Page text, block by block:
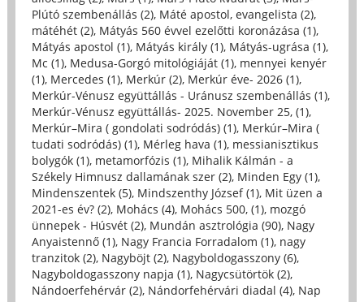
Plútó szembenállás (2), Máté apostol, evangelista (2),
mátéhét (2), Mátyás 560 évvel ezelőtti koronázása (1),
Mátyás apostol (1), Mátyás király (1), Mátyás-ugrása (1),
Mc (1), Medusa-Gorgó mitológiáját (1), mennyei kenyér
(1), Mercedes (1), Merkúr (2), Merkúr éve- 2026 (1),
Merkúr-Vénusz együttállás - Uránusz szembenállás (1),
Merkúr-Vénusz együttállás- 2025. November 25, (1),
Merkúr–Mira ( gondolati sodródás) (1), Merkúr–Mira (
tudati sodródás) (1), Mérleg hava (1), messianisztikus
bolygók (1), metamorfózis (1), Mihalik Kálmán - a
Székely Himnusz dallamának szer (2), Minden Egy (1),
Mindenszentek (5), Mindszenthy József (1), Mit üzen a
2021-es év? (2), Mohács (4), Mohács 500, (1), mozgó
ünnepek - Húsvét (2), Mundán asztrológia (90), Nagy
Anyaistennő (1), Nagy Francia Forradalom (1), nagy
tranzitok (2), Nagyböjt (2), Nagyboldogasszony (6),
Nagyboldogasszony napja (1), Nagycsütörtök (2),
Nándoerfehérvár (2), Nándorfehérvári diadal (4), Nap